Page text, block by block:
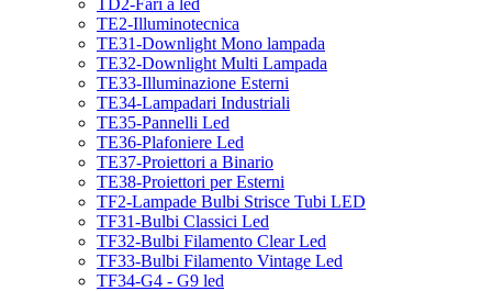
TD2-Fari a led
TE2-Illuminotecnica
TE31-Downlight Mono lampada
TE32-Downlight Multi Lampada
TE33-Illuminazione Esterni
TE34-Lampadari Industriali
TE35-Pannelli Led
TE36-Plafoniere Led
TE37-Proiettori a Binario
TE38-Proiettori per Esterni
TF2-Lampade Bulbi Strisce Tubi LED
TF31-Bulbi Classici Led
TF32-Bulbi Filamento Clear Led
TF33-Bulbi Filamento Vintage Led
TF34-G4 - G9 led